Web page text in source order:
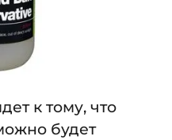
к тому, что
будет